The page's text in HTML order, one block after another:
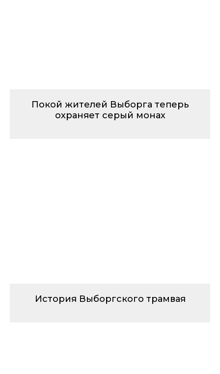
Покой жителей Выборга теперь
охраняет серый монах
История Выборгского трамвая